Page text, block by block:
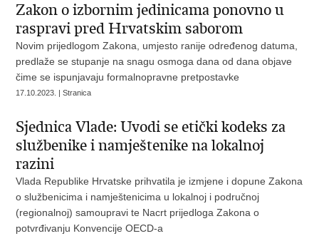
Zakon o izbornim jedinicama ponovno u
raspravi pred Hrvatskim saborom
Novim prijedlogom Zakona, umjesto ranije određenog datuma,
predlaže se stupanje na snagu osmoga dana od dana objave
čime se ispunjavaju formalnopravne pretpostavke
17.10.2023. | Stranica
Sjednica Vlade: Uvodi se etički kodeks za
službenike i namještenike na lokalnoj
razini
Vlada Republike Hrvatske prihvatila je izmjene i dopune Zakona
o službenicima i namještenicima u lokalnoj i područnoj
(regionalnoj) samoupravi te Nacrt prijedloga Zakona o
potvrđivanju Konvencije OECD-a